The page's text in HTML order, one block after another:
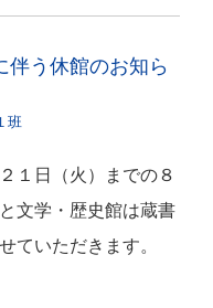
伴う休館のお知ら
班
１日（火）までの８
文学・歴史館は蔵書
ていただきます。